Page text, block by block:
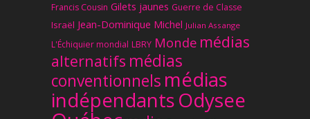
Francis Cousin Gilets jaunes Guerre de Classe
Israël Jean-Dominique Michel Julian Assange
L'Échiquier mondial LBRY Monde médias
alternatifs médias
conventionnels médias
indépendantsOdysee